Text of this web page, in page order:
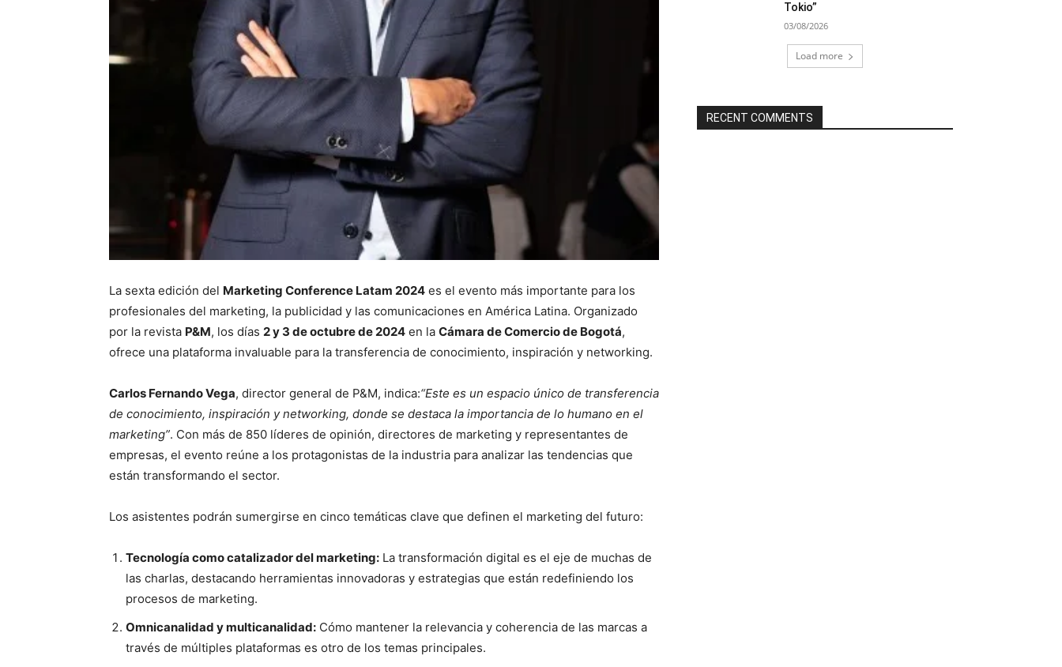
La sexta edición del Marketing Conference Latam 2024 es el evento más importante para los
profesionales del marketing, la publicidad y las comunicaciones en América Latina. Organizado
por la revista P&M, los días 2 y 3 de octubre de 2024 en la Cámara de Comercio de Bogotá,
ofrece una plataforma invaluable para la transferencia de conocimiento, inspiración y networking.
Carlos Fernando Vega, director general de P&M, indica:“Este es un espacio único de transferencia
de conocimiento, inspiración y networking, donde se destaca la importancia de lo humano en el
marketing”. Con más de 850 líderes de opinión, directores de marketing y representantes de
empresas, el evento reúne a los protagonistas de la industria para analizar las tendencias que
están transformando el sector.
Los asistentes podrán sumergirse en cinco temáticas clave que definen el marketing del futuro:
Tecnología como catalizador del marketing: La transformación digital es el eje de muchas de
las charlas, destacando herramientas innovadoras y estrategias que están redefiniendo los
procesos de marketing.
Omnicanalidad y multicanalidad: Cómo mantener la relevancia y coherencia de las marcas a
través de múltiples plataformas es otro de los temas principales.
Tokio”
03/08/2026
Load more
RECENT COMMENTS